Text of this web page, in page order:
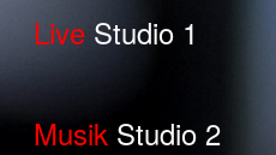
Live Studio 1
Musik Studio 2